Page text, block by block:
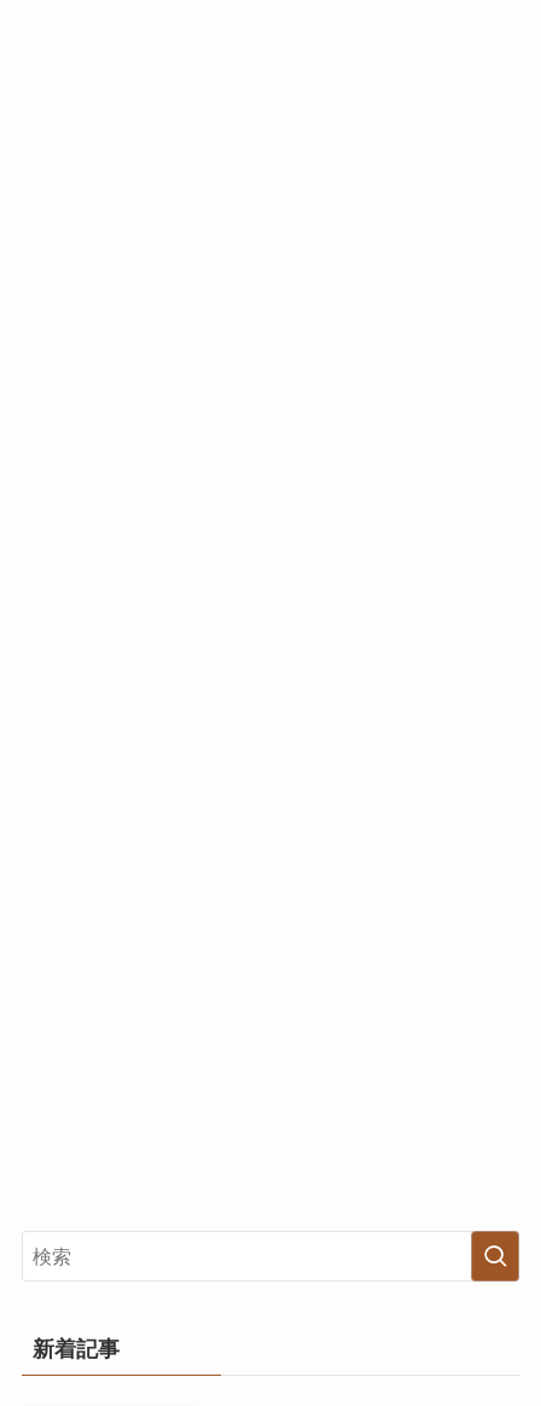
新着記事